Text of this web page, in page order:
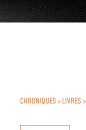
CHRONIQUES > LIVRES >